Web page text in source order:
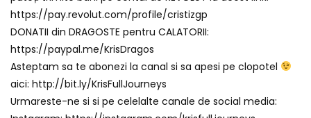
https://pay.revolut.com/profile/cristizgp
DONATII din DRAGOSTE pentru CALATORII:
https://paypal.me/KrisDragos
Asteptam sa te abonezi la canal si sa apesi pe clopotel
aici: http://bit.ly/KrisFullJourneys
Urmareste-ne si si pe celelalte canale de social media: